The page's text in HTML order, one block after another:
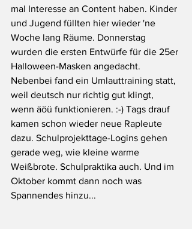
mal Interesse an Content haben. Kinder
und Jugend füllten hier wieder 'ne
Woche lang Räume. Donnerstag
wurden die ersten Entwürfe für die 25er
Halloween-Masken angedacht.
Nebenbei fand ein Umlauttraining statt,
weil deutsch nur richtig gut klingt,
wenn äöü funktionieren. :-) Tags drauf
kamen schon wieder neue Rapleute
dazu. Schulprojekttage-Logins gehen
gerade weg, wie kleine warme
Weißbrote. Schulpraktika auch. Und im
Oktober kommt dann noch was
Spannendes hinzu...